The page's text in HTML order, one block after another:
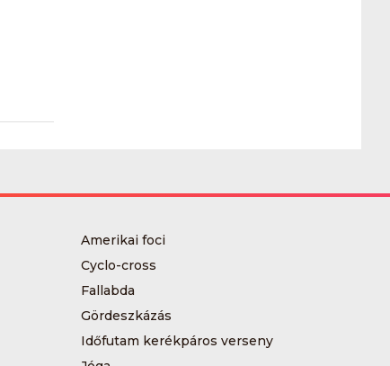
Amerikai foci
Cyclo-cross
Fallabda
Gördeszkázás
Időfutam kerékpáros verseny